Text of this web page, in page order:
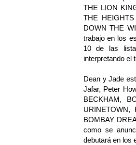
THE LION
THE
DOWN THE
trabajo en los
10 de las
interpretando el
Dean y Jade
Jafar, Peter
BECKHAM,
URINETOWN,
BOMBAY
como se
debutará en los